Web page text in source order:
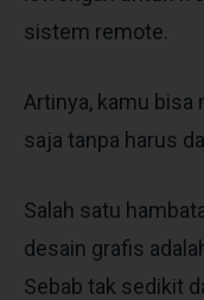
sistem remote.
Artinya, kamu bisa
saja tanpa harus
Salah satu
desain grafis
Sebab tak sedikit